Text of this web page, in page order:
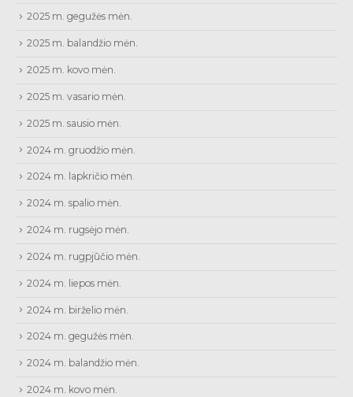
2025 m. gegužės mėn.
2025 m. balandžio mėn.
2025 m. kovo mėn.
2025 m. vasario mėn.
2025 m. sausio mėn.
2024 m. gruodžio mėn.
2024 m. lapkričio mėn.
2024 m. spalio mėn.
2024 m. rugsėjo mėn.
2024 m. rugpjūčio mėn.
2024 m. liepos mėn.
2024 m. birželio mėn.
2024 m. gegužės mėn.
2024 m. balandžio mėn.
2024 m. kovo mėn.